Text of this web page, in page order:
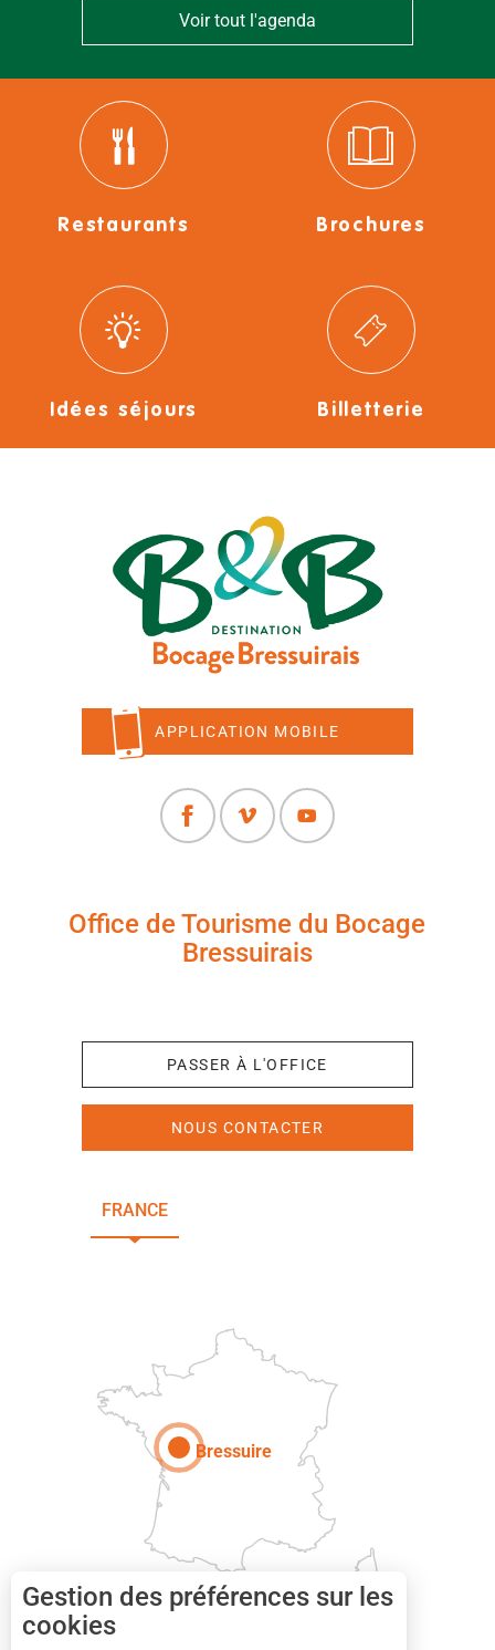
Voir tout l'agenda
Restaurants Brochures
Idées séjours Billetterie
APPLICATION MOBILE
Office de Tourisme du Bocage
Bressuirais
PASSER À L'OFFICE
NOUS CONTACTER
FRANCE
Bressuire
Gestion des préférences sur les
cookies